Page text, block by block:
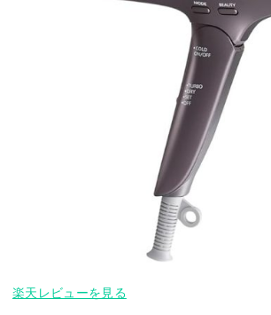
楽天レビューを見る